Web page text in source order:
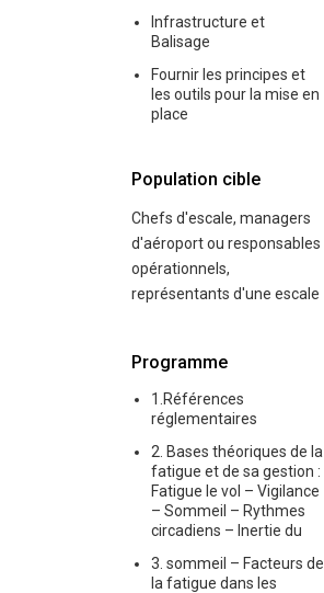
Infrastructure et
Balisage
Fournir les principes et
les outils pour la mise en
place
Population cible
Chefs d'escale, managers
d'aéroport ou responsables
opérationnels,
représentants d'une escale
Programme
1.Références
réglementaires
2. Bases théoriques de la
fatigue et de sa gestion :
Fatigue le vol – Vigilance
– Sommeil – Rythmes
circadiens – Inertie du
3. sommeil – Facteurs de
la fatigue dans les